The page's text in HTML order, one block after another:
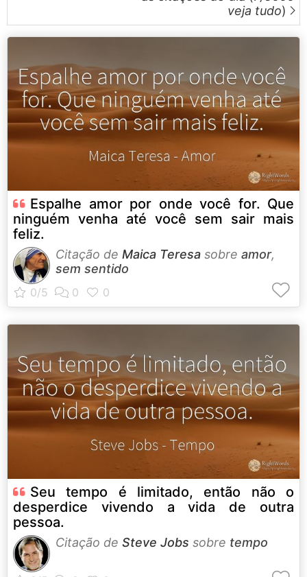
veja tudo)
Espalhe amor por onde você for. Que
ninguém venha até você sem sair mais
feliz.
Citação de Maica Teresa sobre amor,
sem sentido
Seu tempo é limitado, então não o
desperdice vivendo a vida de outra
pessoa.
Citação de Steve Jobs sobre tempo